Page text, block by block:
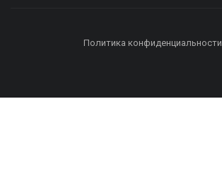
Политика конфиденциальности